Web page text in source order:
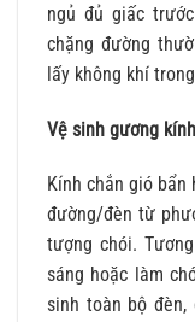
ngủ đủ giấc
chặng đường
lấy không khí
Vệ sinh gương kính
Kính chắn gió
đường/đèn từ
tượng chói.
sáng hoặc làm
sinh toàn bộ